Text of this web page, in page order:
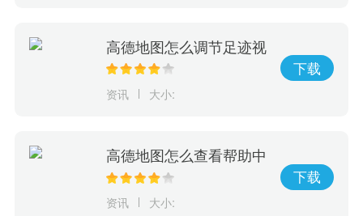
高德地图怎么调节足迹视
频时长
资讯 大小:
下载
高德地图怎么查看帮助中
心
资讯 大小:
下载